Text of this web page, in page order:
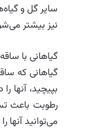
سایر گل و
نیز بیشتر
گیاهانی با
گیاهانی که
بپیچید، آنها
رطوبت باعث
می‌توانید